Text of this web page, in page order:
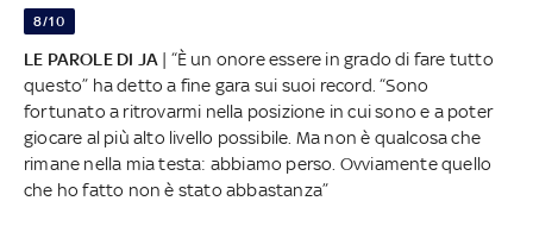
8/10
LE PAROLE DI JA | “È un onore essere in grado di fare tutto
questo” ha detto a fine gara sui suoi record. “Sono
fortunato a ritrovarmi nella posizione in cui sono e a poter
giocare al più alto livello possibile. Ma non è qualcosa che
rimane nella mia testa: abbiamo perso. Ovviamente quello
che ho fatto non è stato abbastanza”